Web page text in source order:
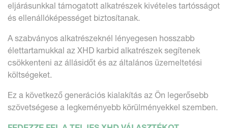
eljárásunkkal támogatott alkatrészek kivételes tartósságot
és ellenállóképességet biztosítanak.
A szabványos alkatrészeknél lényegesen hosszabb
élettartamukkal az XHD karbid alkatrészek segítenek
csökkenteni az állásidőt és az általános üzemeltetési
költségeket.
Ez a következő generációs kialakítás az Ön legerősebb
szövetségese a legkeményebb körülményekkel szemben.